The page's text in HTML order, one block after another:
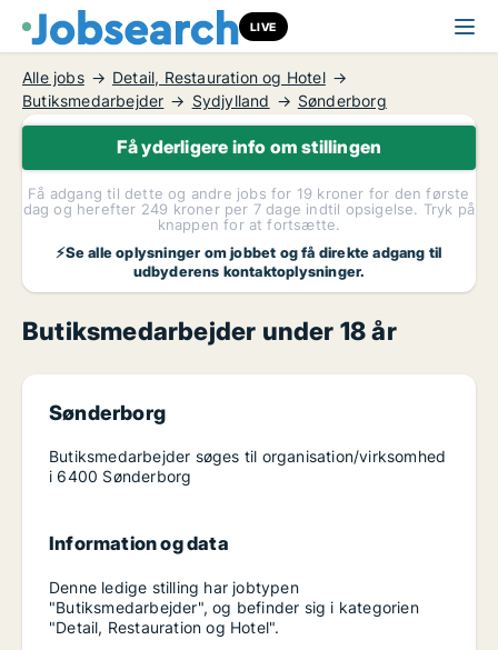
LIVE
Alle jobs
Detail, Restauration og Hotel
Butiksmedarbejder
Sydjylland Sønderborg
Få yderligere info om stillingen
Få adgang til dette og andre jobs for 19 kroner for den første
dag og herefter 249 kroner per 7 dage indtil opsigelse. Tryk på
knappen for at fortsætte.
⚡Se alle oplysninger om jobbet og få direkte adgang til
udbyderens kontaktoplysninger.
Butiksmedarbejder under 18 år
Sønderborg
Butiksmedarbejder søges til organisation/virksomhed
i 6400 Sønderborg
Information og data
Denne ledige stilling har jobtypen
"Butiksmedarbejder", og befinder sig i kategorien
"Detail, Restauration og Hotel".